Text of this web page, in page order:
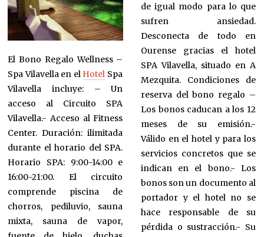
El Bono Regalo Wellness –
Spa Vilavella en el Hotel Spa
Vilavella incluye: – Un
acceso al Circuito SPA
Vilavella.- Acceso al Fitness
Center. Duración: ilimitada
durante el horario del SPA.
Horario SPA: 9:00-14:00 e
16:00-21:00. El circuito
comprende piscina de
chorros, pediluvio, sauna
mixta, sauna de vapor,
de igual modo para lo que
sufren ansiedad.
Desconecta de todo en
Ourense gracias el hotel
SPA Vilavella, situado en A
Mezquita. Condiciones de
reserva del bono regalo –
Los bonos caducan a los 12
meses de su emisión.-
Válido en el hotel y para los
servicios concretos que se
indican en el bono.- Los
bonos son un documento al
portador y el hotel no se
hace responsable de su
pérdida o sustracción.- Su